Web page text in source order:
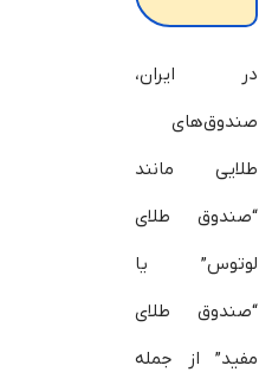
در ایران،
صندوق‌های
طلایی مانند
“صندوق طلای
لوتوس” یا
“صندوق طلای
مفید” از جمله